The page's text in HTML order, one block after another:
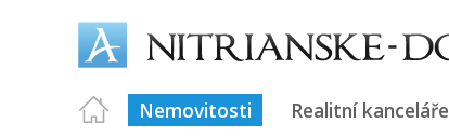
Nemovitosti Realitní kanceláře